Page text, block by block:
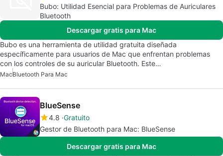
Bubo: Utilidad Esencial para Problemas de Auriculares
Bluetooth
Descargar gratis para Mac
Bubo es una herramienta de utilidad gratuita diseñada
específicamente para usuarios de Mac que enfrentan problemas
con los controles de su auricular Bluetooth. Este…
MacBluetooth Para Mac
BlueSense
4.8 Gratuito
Gestor de Bluetooth para Mac: BlueSense
Descargar gratis para Mac